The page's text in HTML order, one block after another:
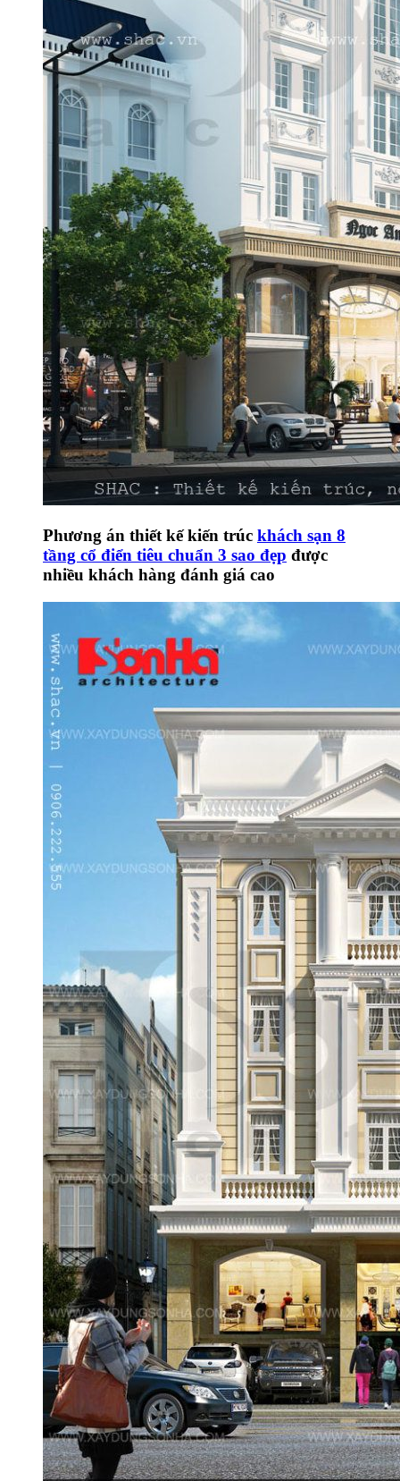
Phương án thiết kế kiến trúc khách sạn 8
tầng cổ điển tiêu chuẩn 3 sao đẹp được
nhiều khách hàng đánh giá cao